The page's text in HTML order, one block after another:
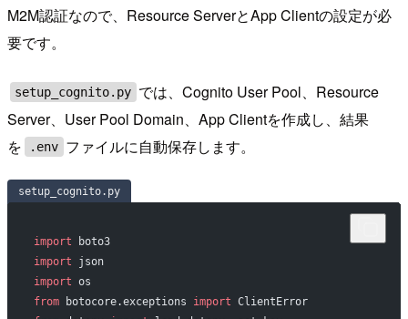
M2M認証なので、Resource ServerとApp Clientの設定が必
要です。
setup_cognito.py では、Cognito User Pool、Resource
Server、User Pool Domain、App Clientを作成し、結果
を
.env ファイルに自動保存します。
setup_cognito.py
import boto3
import json
import os
from botocore.exceptions import ClientError